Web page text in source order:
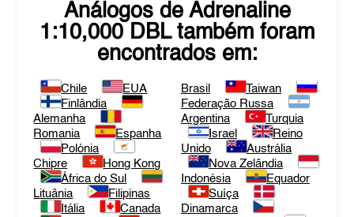
Análogos de Adrenaline
1:10,000 DBLtambém foram
encontrados em:
Chile
EUA
Finlândia
Alemanha
Romania
Espanha
Polónia
Chipre
Hong Kong
África do Sul
Lituânia
Filipinas
Itália
Canada
Brasil
Taiwan
Federação Russa
Argentina
Turquia
Israel
Reino
Unido
Austrália
Nova Zelândia
Indonésia
Equador
Suíça
Dinamarca